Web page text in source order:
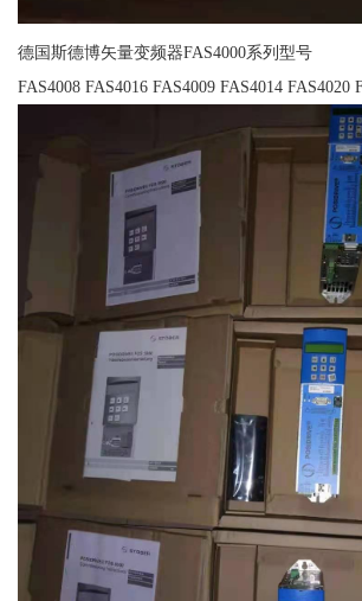
德国斯德博矢量变频器FAS4000系列型号
FAS4008 FAS4016 FAS4009 FAS4014 FAS4020